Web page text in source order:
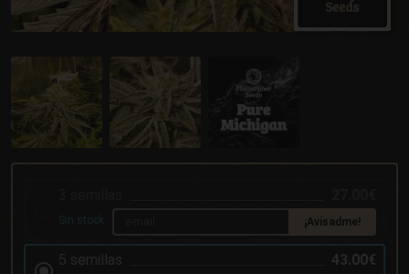
Sin stock. ¡Avisadme!
5 semillas 43.00€